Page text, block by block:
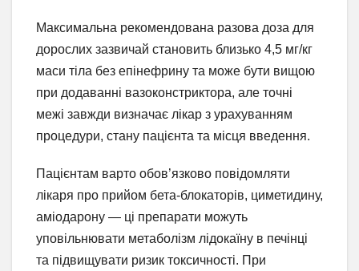
Максимальна рекомендована разова доза для
дорослих зазвичай становить близько 4,5 мг/кг
маси тіла без епінефрину та може бути вищою
при додаванні вазоконстриктора, але точні
межі завжди визначає лікар з урахуванням
процедури, стану пацієнта та місця введення.
Пацієнтам варто обов’язково повідомляти
лікаря про прийом бета-блокаторів, циметидину,
аміодарону — ці препарати можуть
уповільнювати метаболізм лідокаїну в печінці
та підвищувати ризик токсичності. При